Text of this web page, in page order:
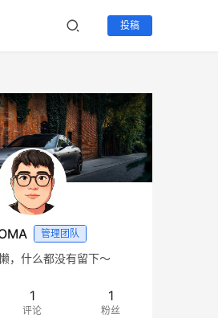
投稿
管理团队
，什么都没有留下～
1
评论
1
粉丝